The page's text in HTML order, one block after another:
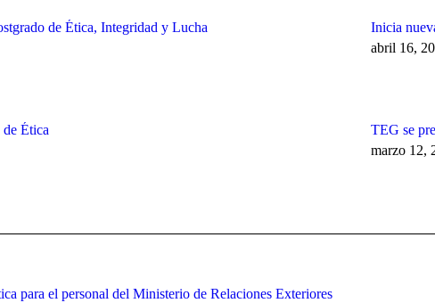
de Ética, Integridad y Lucha
Inicia
abril 16,
Ética
TEG se
marzo 12,
para el personal del Ministerio de Relaciones Exteriores